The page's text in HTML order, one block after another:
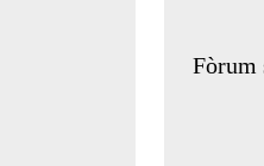
Fòrum